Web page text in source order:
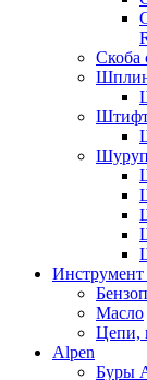
Скоба
Масло
Цепи,
Alpen
Буры